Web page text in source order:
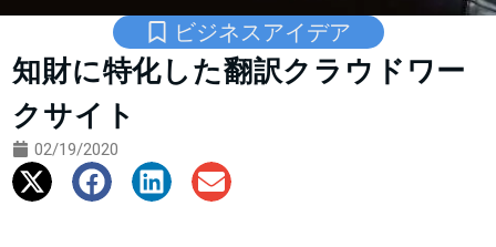
ビジネスアイデア
知財に特化した翻訳クラウドワー
クサイト
02/19/2020